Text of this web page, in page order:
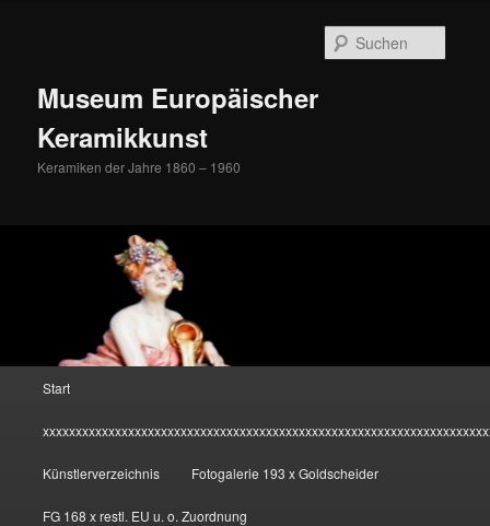
Museum Europäischer
Keramikkunst
Keramiken der Jahre 1860 – 1960
Start
Künstlerverzeichnis Fotogalerie 193 x Goldscheider
FG 168 x restl. EU u. o. Zuordnung